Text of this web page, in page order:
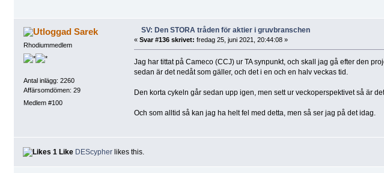
Sarek
Rhodiummedlem
Antal inlägg: 2260
Affärsomdömen: 29
Medlem #100
SV: Den STORA tråden för aktier i gruvbranschen
« Svar #136 skrivet: fredag 25, juni 2021, 20:44:08 »
Jag har tittat på Cameco (CCJ) ur TA synpunkt, och skall jag gå efter den
sedan är det nedåt som gäller, och det i en och en halv veckas tid.
Den korta cykeln går sedan upp igen, men sett ur veckoperspektivet så är
Och som alltid så kan jag ha helt fel med detta, men så ser jag på det idag.
1 Like DEScypherlikes this.